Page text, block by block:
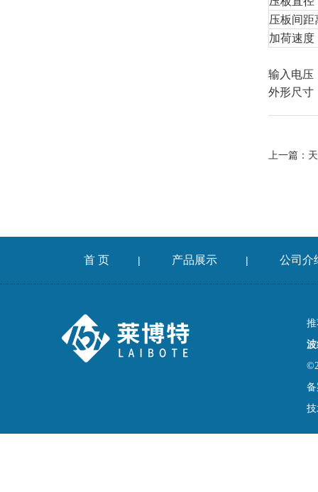
压板间距
加荷速度
输入电
外形尺寸
上一篇：
首 页 | 产品展示 | 公司介
备